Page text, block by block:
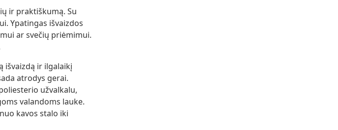
ir praktiškumą. Su
Ypatingas išvaizdos
ar svečių priėmimui.
išvaizdą ir ilgalaikį
atrodys gerai.
užvalkalu,
valandoms lauke.
kavos stalo iki